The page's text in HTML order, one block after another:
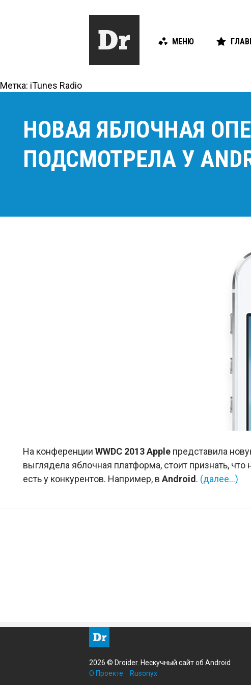
МЕНЮ
Метка: iTunes Radio
НОВАЯ ЯБЛОЧНАЯ
ПОДСМОТРЕЛА У
На конференции WWDC 2013 Apple представила
выглядела яблочная платформа, стоит признать,
есть у конкурентов. Например, в Android . (далее…)
2026 © Droider. Нескучный сайт об Android
О Проекте
Rusonyx